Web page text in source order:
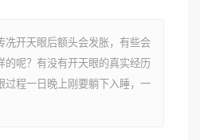
冼开天眼后额头会发胀，有些会
的呢？有没有开天眼的真实经历
过程一日晚上刚要躺下入睡，一